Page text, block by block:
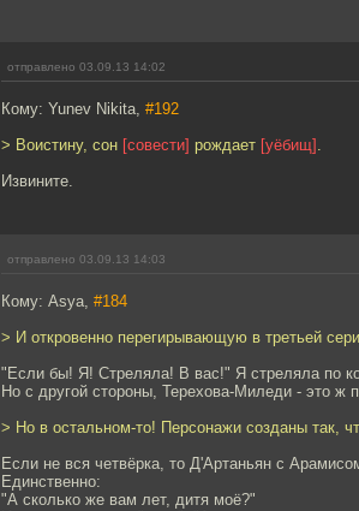
отправлено 03.09.13 14:02
Кому: Yunev Nikita, #192
> Воистину, сон [совести] рождает [уёбищ] .
Извините.
отправлено 03.09.13 14:03
Кому: Asya, #184
> И откровенно перегирывающую в третьей
"Если бы! Я! Стреляла! В вас!" Я стреляла по
Но с другой стороны, Терехова-Миледи - это ж
> Но в остальном-то! Персонажи созданы так,
Если не вся четвёрка, то Д'Apтаньян с
Единственно:
"А сколько же вам лет, дитя моё?"